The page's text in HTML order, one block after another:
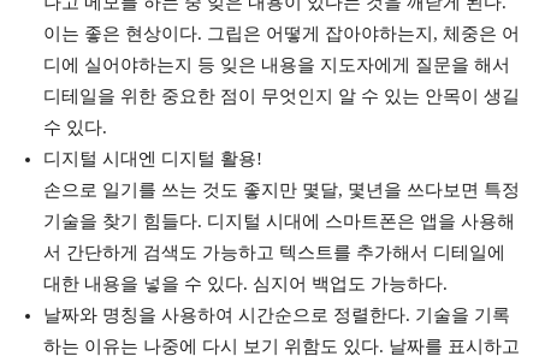
이는 좋은 현상이다. 그립은 어떻게 잡아야하는지, 체중은 어
디에 실어야하는지 등 잊은 내용을 지도자에게 질문을 해서
디테일을 위한 중요한 점이 무엇인지 알 수 있는 안목이 생길
수 있다.
디지털 시대엔 디지털 활용!
손으로 일기를 쓰는 것도 좋지만 몇달, 몇년을 쓰다보면 특정
기술을 찾기 힘들다. 디지털 시대에 스마트폰은 앱을 사용해
서 간단하게 검색도 가능하고 텍스트를 추가해서 디테일에
대한 내용을 넣을 수 있다. 심지어 백업도 가능하다.
날짜와 명칭을 사용하여 시간순으로 정렬한다. 기술을 기록
하는 이유는 나중에 다시 보기 위함도 있다. 날짜를 표시하고